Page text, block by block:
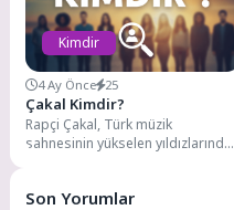
Kimdir
4 Ay Önce 25
Çakal Kimdir?
Rapçi Çakal, Türk müzik
sahnesinin yükselen yıldızlarından
Son Yorumlar